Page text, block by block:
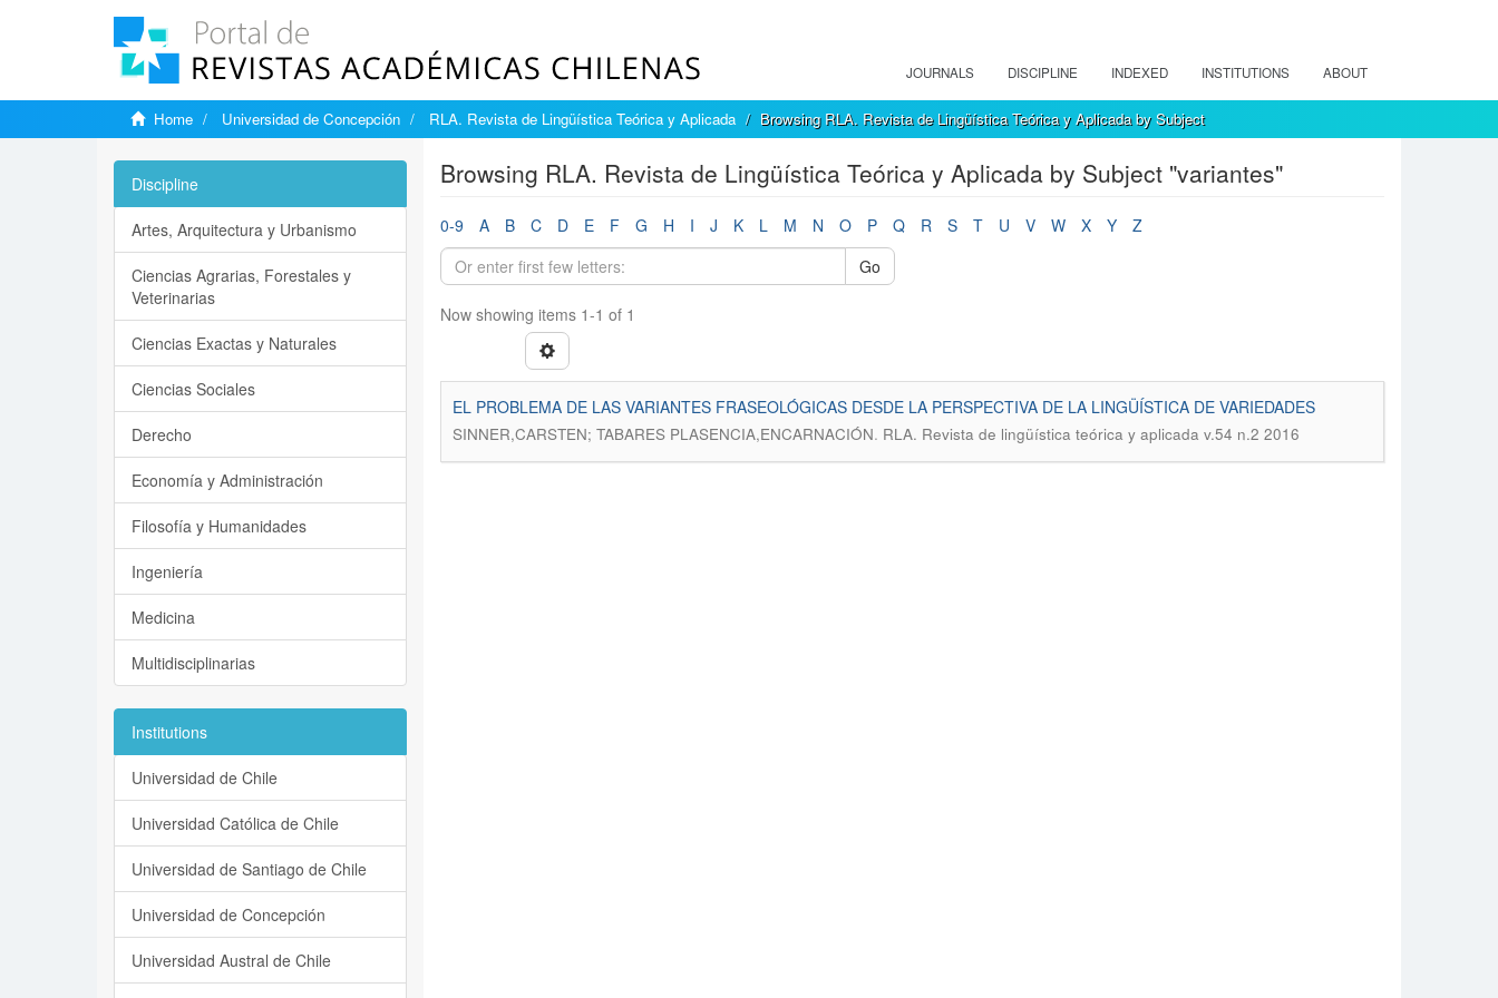
JOURNALS DISCIPLINE INDEXED INSTITUTIONS ABOUT
Home Universidad de Concepción RLA. Revista de Lingüística Teórica y Aplicada Browsing RLA. Revista de Lingüística Teórica y Aplicada by Subject
Browsing RLA. Revista de Lingüística Teórica y Aplicada by Subject "variantes"
0-9 A B C D E F G H I J K L M N O P Q R S T U V W X Y
Z
Go
Now showing items 1-1 of 1
EL PROBLEMA DE LAS VARIANTES FRASEOLÓGICAS DESDE LA PERSPECTIVA DE LA LINGÜÍSTICA DE VARIEDADES
SINNER,CARSTEN; TABARES PLASENCIA,ENCARNACIÓN. RLA. Revista de lingüística teórica y aplicada v.54 n.2 2016
Discipline
Artes, Arquitectura y Urbanismo
Ciencias Agrarias, Forestales y
Veterinarias
Ciencias Exactas y Naturales
Ciencias Sociales
Derecho
Economía y Administración
Filosofía y Humanidades
Ingeniería
Medicina
Multidisciplinarias
Institutions
Universidad de Chile
Universidad Católica de Chile
Universidad de Santiago de Chile
Universidad de Concepción
Universidad Austral de Chile